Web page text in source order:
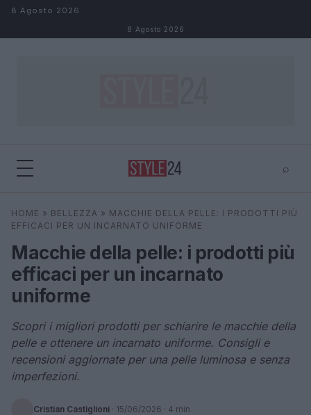
Salta al contenuto
8 Agosto 2026
8 Agosto 2026
⌕
Cerca ⌕ ×
HOME » BELLEZZA » MACCHIE DELLA PELLE: I PRODOTTI PIÙ
EFFICACI PER UN INCARNATO UNIFORME
Macchie della pelle: i prodotti più
efficaci per un incarnato
uniforme
Scopri i migliori prodotti per schiarire le macchie della
pelle e ottenere un incarnato uniforme. Consigli e
recensioni aggiornate per una pelle luminosa e senza
imperfezioni.
Cristian Castiglioni · 15/06/2026 · 4 min